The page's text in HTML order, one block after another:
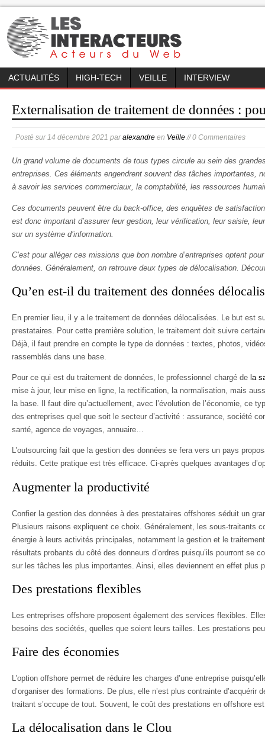
ACTUALITÉS HIGH-TECH VEILLE INTERVIEW
Externalisation de traitement de données :
Posté sur14 décembre 2021 paralexandre en Veille// 0 Commentaires
Un grand volume de documents de tous types circule au sein des
entreprises. Ces éléments engendrent souvent des tâches importantes,
à savoir les services commerciaux, la comptabilité, les ressources
Ces documents peuvent être du back-office, des enquêtes de
est donc important d’assurer leur gestion, leur vérification, leur saisie,
sur un système d’information.
C’est pour alléger ces missions que bon nombre d’entreprises optent
données. Généralement, on retrouve deux types de délocalisation.
Qu’en est-il du traitement des données
En premier lieu, il y a le traitement de données délocalisées. Le but est
prestataires. Pour cette première solution, le traitement doit suivre
Déjà, il faut prendre en compte le type de données : textes, photos,
rassemblés dans une base.
Pour ce qui est du traitement de données, le professionnel chargé de la
mise à jour, leur mise en ligne, la rectification, la normalisation, mais
la base. Il faut dire qu’actuellement, avec l’évolution de l’économie, ce
des entreprises quel que soit le secteur d’activité : assurance, société
santé, agence de voyages, annuaire…
L’outsourcing fait que la gestion des données se fera vers un pays
réduits. Cette pratique est très efficace. Ci-après quelques avantages
Augmenter la productivité
Confier la gestion des données à des prestataires offshores séduit un
Plusieurs raisons expliquent ce choix. Généralement, les sous-traitants
énergie à leurs activités principales, notamment la gestion et le
résultats probants du côté des donneurs d’ordres puisqu’ils pourront se
sur les tâches les plus importantes. Ainsi, elles deviennent en effet plus
Des prestations flexibles
Les entreprises offshore proposent également des services flexibles.
besoins des sociétés, quelles que soient leurs tailles. Les prestations
Faire des économies
L’option offshore permet de réduire les charges d’une entreprise
d’organiser des formations. De plus, elle n’est plus contrainte d’acquérir
traitant s’occupe de tout. Souvent, le coût des prestations en offshore
La délocalisation dans le Clou